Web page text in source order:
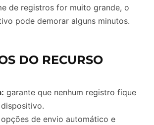
de registros for muito grande, o
pode demorar alguns minutos.
DO RECURSO
garante que nenhum registro fique
opções de envio automático e